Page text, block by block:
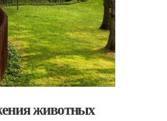
животных